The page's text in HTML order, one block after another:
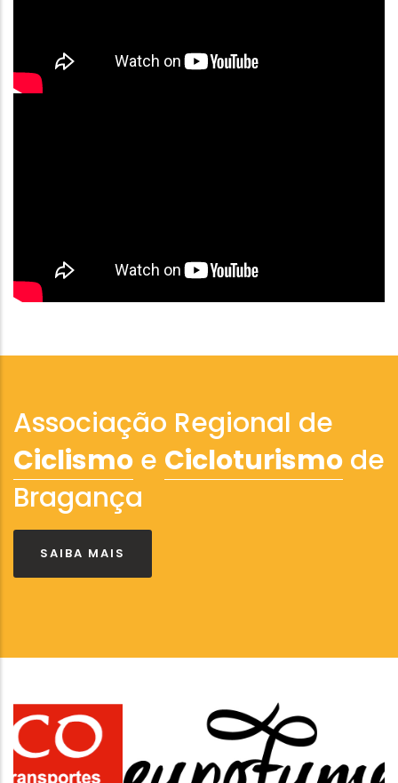
Associação Regional de
Ciclismo e Cicloturismo de
Bragança
SAIBA MAIS